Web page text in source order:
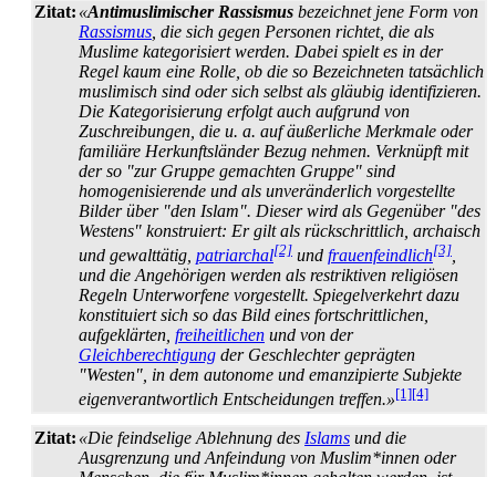
Zitat: «Antimuslimischer Rassismus bezeichnet jene Form von
Rassismus , die sich gegen Personen richtet, die als
Muslime kategorisiert werden. Dabei spielt es in der
Regel kaum eine Rolle, ob die so Bezeichneten tatsächlich
muslimisch sind oder sich selbst als gläubig identifizieren.
Die Kategorisierung erfolgt auch aufgrund von
Zuschreibungen, die u. a. auf äußerliche Merkmale oder
familiäre Herkunfts­länder Bezug nehmen. Verknüpft mit
der so "zur Gruppe gemachten Gruppe" sind
homogenisierende und als unveränderlich vorgestellte
Bilder über "den Islam". Dieser wird als Gegenüber "des
Westens" konstruiert: Er gilt als rückschrittlich, archaisch
und gewalttätig, patriarchal[2] und frauen­feindlich[3]
und die Angehörigen werden als restriktiven religiösen
Regeln Unterworfene vorgestellt. Spiegelverkehrt dazu
konstituiert sich so das Bild eines fortschrittlichen,
aufgeklärten, freiheitlichen und von der
Gleichberechtigung der Geschlechter geprägten
"Westen", in dem autonome und emanzipierte Subjekte
eigen­verantwortlich Entscheidungen treffen.»[1][4]
Zitat: «Die feindselige Ablehnung des Islams und die
Ausgrenzung und Anfeindung von Muslim*innen oder